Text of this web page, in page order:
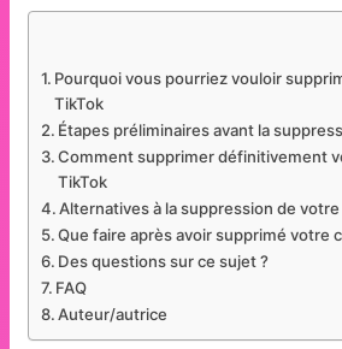
Pourquoi vous pourriez vouloir
TikTok
Étapes préliminaires avant la
Comment supprimer définitivement
TikTok
Alternatives à la suppression de
Que faire après avoir supprimé votre
Des questions sur ce sujet ?
FAQ
Auteur/autrice